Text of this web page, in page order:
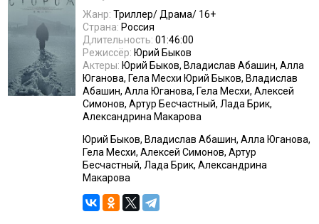
Жанр: Триллер/ Драма/ 16+
Страна: Россия
Длительность: 01:46:00
Режиссёр: Юрий Быков
Актеры: Юрий Быков, Владислав Абашин, Алла
Юганова, Гела Месхи Юрий Быков, Владислав
Абашин, Алла Юганова, Гела Месхи, Алексей
Симонов, Артур Бесчастный, Лада Брик,
Александрина Макарова
Юрий Быков, Владислав Абашин, Алла Юганова,
Гела Месхи, Алексей Симонов, Артур
Бесчастный, Лада Брик, Александрина
Макарова